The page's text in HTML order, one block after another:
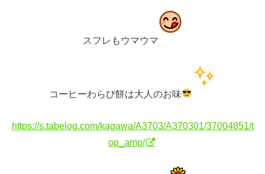
スフレもウマウマ
コーヒーわらび餅は大人のお味
https://s.tabelog.com/kagawa/A3703/A370301/37004851/t
op_amp/